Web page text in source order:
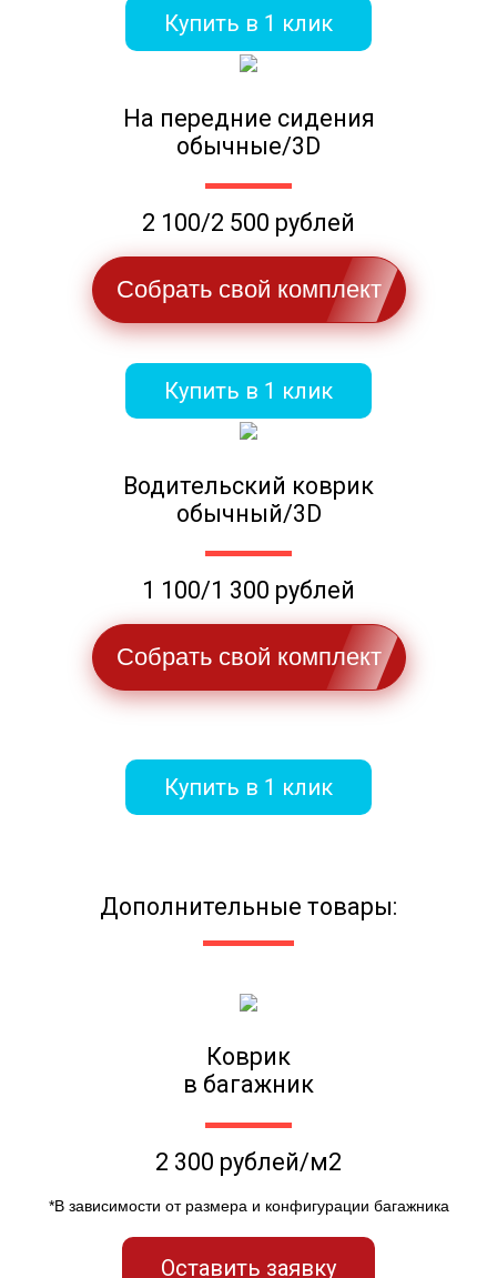
Купить в 1 клик
На передние сидения
обычные/3D
2 100/2 500 рублей
Собрать свой комплект
Купить в 1 клик
Водительский коврик
обычный/3D
1 100/1 300 рублей
Собрать свой комплект
Купить в 1 клик
Дополнительные товары:
Коврик
в багажник
2 300 рублей/м2
*В зависимости от размера и конфигурации багажника
Оставить заявку